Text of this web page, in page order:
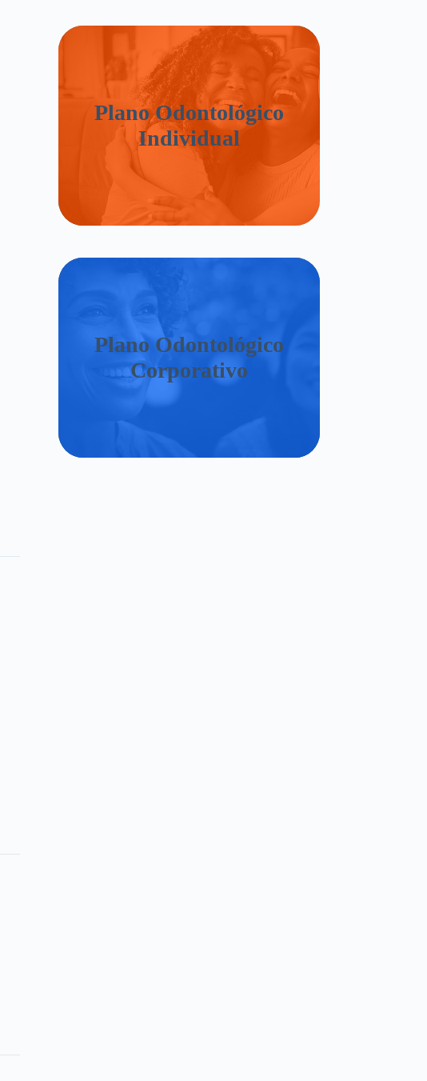
Plano Odontológico
Individual
Plano Odontológico
Corporativo